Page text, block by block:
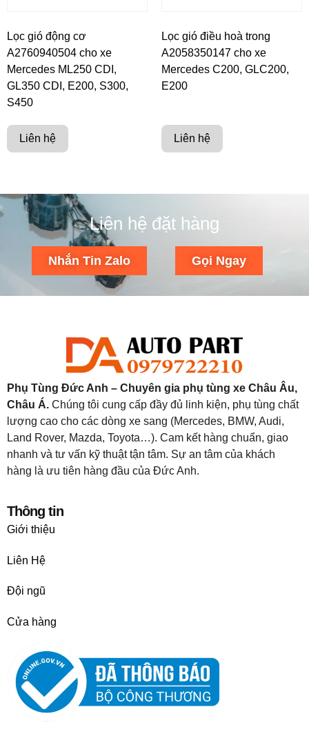
Lọc gió động cơ
A2760940504 cho xe
Mercedes ML250 CDI,
GL350 CDI, E200, S300,
S450
Liên hệ
Lọc gió điều hoà trong
A2058350147 cho xe
Mercedes C200, GLC200,
E200
Liên hệ
Liên hệ đặt hàng
Nhắn Tin Zalo Gọi Ngay
Phụ Tùng Đức Anh – Chuyên gia phụ tùng xe Châu Âu,
Châu Á. Chúng tôi cung cấp đầy đủ linh kiện, phụ tùng chất
lượng cao cho các dòng xe sang (Mercedes, BMW, Audi,
Land Rover, Mazda, Toyota…). Cam kết hàng chuẩn, giao
nhanh và tư vấn kỹ thuật tận tâm. Sự an tâm của khách
hàng là ưu tiên hàng đầu của Đức Anh.
Thông tin
Giới thiệu
Liên Hệ
Đội ngũ
Cửa hàng